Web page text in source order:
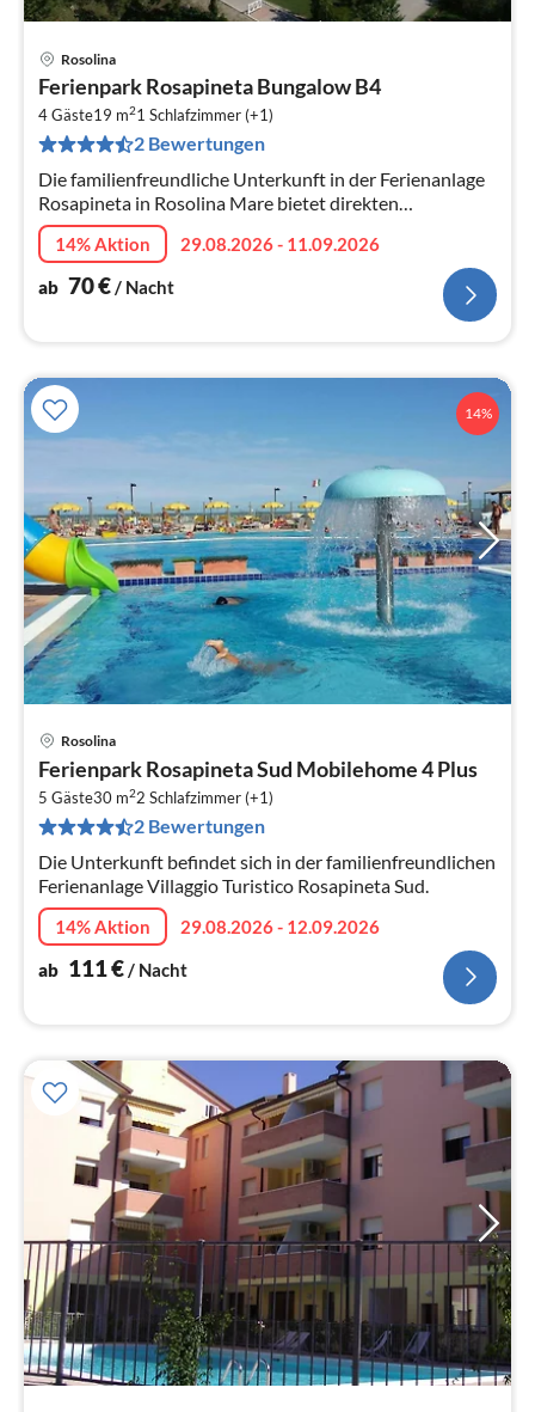
Rosolina
Ferienpark Rosapineta Bungalow B4
4 Gäste19 m21 Schlafzimmer (+1)
2 Bewertungen
Die familienfreundliche Unterkunft in der Ferienanlage
Rosapineta in Rosolina Mare bietet direkten
Strandzugang, Pools, Unterhaltung für Kinder und
Erwachsene, Restaurants, Superma...
14% Aktion
29.08.2026 - 11.09.2026
ab 70€/ Nacht
14%
Rosolina
Ferienpark Rosapineta Sud Mobilehome 4 Plus
5 Gäste30 m22 Schlafzimmer (+1)
2 Bewertungen
Die Unterkunft befindet sich in der familienfreundlichen
Ferienanlage Villaggio Turistico Rosapineta Sud.
14% Aktion
29.08.2026 - 12.09.2026
ab 111€ / Nacht